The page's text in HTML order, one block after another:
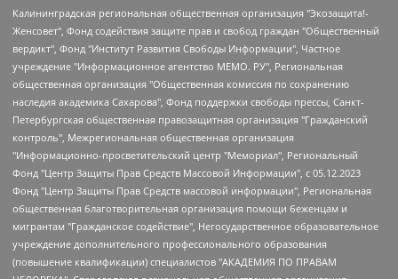
Калининградская региональная общественная организация "Экозащита!-Женсовет", Фонд содействия защите прав и свобод граждан "Общественный вердикт", Фонд "Институт Развития Свободы Информации", Частное учреждение "Информационное агентство МЕМО. РУ", Региональная общественная организация "Общественная комиссия по сохранению наследия академика Сахарова", Фонд поддержки свободы прессы, Санкт-Петербургская общественная правозащитная организация "Гражданский контроль", Межрегиональная общественная организация "Информационно-просветительский центр "Мемориал", Региональный Фонд "Центр Защиты Прав Средств Массовой Информации", с 05.12.2023 Фонд "Центр Защиты Прав Средств массовой информации", Региональная общественная благотворительная организация помощи беженцам и мигрантам "Гражданское содействие", Негосударственное образовательное учреждение дополнительного профессионального образования (повышение квалификации) специалистов "АКАДЕМИЯ ПО ПРАВАМ ЧЕЛОВЕКА", Свердловская региональная общественная организация "Сутяжник", Автономная некоммерческая организация "Центр независимых социологических исследований", Союз общественных объединений "Российский исследовательский центр по правам человека", Региональное общественное учреждение научно-информационный центр "МЕМОРИАЛ", Некоммерческая организация "Фонд защиты гласности", Автономная некоммерческая организация "Институт прав человека", Городская общественная организация "Екатеринбургское общество "МЕМОРИАЛ", Городская общественная организация "Рязанское историко-просветительское и правозащитное общество "Мемориал" (Рязанский Мемориал), Челябинский региональный орган общественной самодеятельности – женское общественное объединение "Женщины Евразии", Челябинский региональный орган общественной самодеятельности "Уральская правозащитная группа", Фонд содействия защите здоровья и социальной справедливости имени Андрея Рылькова, Автономная Некоммерческая Организация "Аналитический Центр Юрия Левады", Автономная некоммерческая организация социальной поддержки населения "Проект Апрель", Региональная общественная организация помощи женщинам и детям, находящимся в кризисной ситуации "Информационно-методический центр "Анна", Фонд содействия развитию массовых коммуникаций и правовому просвещению "Так-так-Так", Фонд содействия устойчивому развитию "Серебряная тайга", Свердловский региональный общественный фонд социальных проектов "Новое время", "Idel.Реалии", Кавказ.Реалии, Крым.Реалии, Телеканал Настоящее Время, Татаро-башкирская служба Радио Свобода (Azatliq Radiosi), Радио Свободная Европа/Радио Свобода (PCE/PC), "Сибирь.Реалии", "Фактограф", Благотворительный фонд помощи осужденным и их семьям, Автономная некоммерческая организация "Институт глобализации и социальных движений", Фонд "В защиту прав заключенных", Частное учреждение "Центр поддержки и содействия развитию средств массовой информации", Пензенский региональный общественный благотворительный фонд "Гражданский союз", "Север.Реалии", Некоммерческая организация Фонд "Правовая инициатива", Общество с ограниченной ответственностью "Радио Свободная Европа/Радио Свобода", Чешское информационное агентство "MEDIUM-ORIENT", Красноярская региональная общественная организация "Мы против СПИДа", Камалягин Денис Николаевич, Маркелов Сергей Евгеньевич, Пономарев Лев Александрович, Савицкая Людмила Алексеевна, Автономная некоммерческая организация "Центр по работе с проблемой насилия "НАСИЛИЮ.НЕТ", Межрегиональный профессиональный союз работников здравоохранения "Альянс врачей", Юридическое лицо, зарегистрированное в Латвийской Республике, SIA "Medusa Project" (регистрационный номер 40103797863, дата регистрации 10.06.2014), Некоммерческая организация "Фонд по борьбе с коррупцией", Автономная некоммерческая организация "Институт права и публичной политики", Баданин Роман Сергеевич, Гликин Максим Александрович, Железнова Мария Михайловна, Лукьянова Юлия Сергеевна, Маетная Елизавета Витальевна, Маняхин Петр Борисович, Чуракова Ольга Владимировна, Ярош Юлия Петровна, Юридическое лицо "The Insider SIA", зарегистрированное в Риге, Латвийская Республика (дата регистрации 26.06.2015), являющееся администратором доменного имени интернет-издания "The Insider SIA", https://theins.ru, Постернак Алексей Евгеньевич, Рубин Михаил Аркадьевич, Анин Роман Александрович, Юридическое лицо Istories fonds, зарегистрированное в Латвийской Республике (регистрационный номер 50008295751, дата регистрации 24.02.2020), Великовский Дмитрий Александрович, Долинина Ирина Николаевна, Мароховская Алеся Алексеевна, Шлейнов Роман Юрьевич, Шмагун Олеся Валентиновна, Общество с ограниченной ответственностью "Альтаир 2021", Общество с ограниченной ответственностью "Вега 2021", Общество с ограниченной ответственностью "Главный редактор 2021", Общество с ограниченной ответственностью "Ромашки монолит", Важенков Артем Валерьевич, Ивановская областная общественная организация "Центр гендерных исследований", Гурман Юрий Альбертович, Медиапроект "ОВД-Инфо", Егоров Владимир Владимирович, Жилинский Владимир Александрович, Общество с ограниченной ответственностью "ЗП", Иванова София Юрьевна, Карезина Инна Павловна, Кильтау Екатерина Викторовна, Петров Алексей Викторович, Пискунов Сергей Евгеньевич, Смирнов Сергей Сергеевич, Тихонов Михаил Сергеевич, Общество с ограниченной ответственностью "ЖУРНАЛИСТ-ИНОСТРАННЫЙ АГЕНТ", Арапова Галина Юрьевна, Вольтская Татьяна Анатольевна, Американская компания "Mason G.E.S. Anonymous Foundation" (США), являющаяся владельцем интернет-издания https://mnews.world/, Компания "Stichting Bellingcat", зарегистрированная в Нидерландах (дата регистрации 11.07.2018), Захаров Андрей Вячеславович, Клепиковская Екатерина Дмитриевна, Общество с ограниченной ответственностью "МЕМО", Перл Роман Александрович, Симонов Евгений Алексеевич, Соловьева Елена Анатольевна, Сотников Даниил Владимирович, Сурначева Елизавета Дмитриевна, Автономная некоммерческая организация по защите прав человека и информированию населения "Якутия – Наше Мнение", Общество с ограниченной ответственностью "Москоу диджитал медиа", с 26.01.2023 Общество с ограниченной ответственностью "Чайка Белые сады", Ветошкина Валерия Валерьевна, Заговора Максим Александрович, Межрегиональное общественное движение "Российская ЛГБТ - сеть", Оленичев Максим Владимирович, Павлов Иван Юрьевич, Скворцова Елена Сергеевна, Общество с ограниченной ответственностью "Как бы инагент", Кочетков Игорь Викторович, Общество с ограниченной ответственностью "Честные выборы", Еланчик Олег Александрович, Общество с ограниченной ответственностью "Нобелевский призыв", Гималова Регина Эмилевна, Григорьев Андрей Валерьевич, Григорьева Алина Александровна, Ассоциация по содействию защите прав призывников, альтернативнослужащих и военнослужащих "Правозащитная группа "Гражданин.Армия.Право", Хисамова Регина Фаритовна, Автономная некоммерческая организация по реализации социально-правовых программ "Лилит", Дальневосточное общественное движение "Маяк", Санкт-Петербургская ЛГБТ-инициативная группа "Выход", Инициативная группа ЛГБТ+ "Реверс", Алексеев Андрей Викторович, Бекбулатова Таисия Львовна, Беляев Иван Михайлович, Владыкина Елена Сергеевна, Гельман Марат Александрович, Никульшина Вероника Юрьевна, Толоконникова Надежда Андреевна, Шендерович Виктор Анатольевич, Общество с ограниченной ответственностью "Данное сообщение", Общество с ограниченной ответственностью Издательский дом "Новая глава", Айнбиндер Александра Александровна, Московский комьюнити-центр для ЛГБТ+инициатив, Благотворительный фонд развития филантропии, Deutsche Welle (Германия, Kurt-Schumacher-Strasse 3, 53113 Bonn), Борзунова Мария Михайловна, Воробьев Виктор Викторович, Голубева Анна Львовна, Константинова Алла Михайловна, Малкова Ирина Владимировна, Мурадов Мурад Абдулгалимович, Осетинская Елизавета Николаевна, Понасенков Евгений Николаевич, Ганапольский Матвей Юрьевич, Киселев Евгений Алексеевич, Борухович Ирина Григорьевна, Дремин Иван Тимофеевич, Дубровский Дмитрий Викторович, Красноярская региональная общественная организация поддержки и развития альтернативных образовательных технологий и межкультурных коммуникаций "ИНТЕРРА", Маяковская Екатерина Алексеевна, Фейгин Марк Захарович, Филимонов Андрей Викторович, Дзугкоева Регина Николаевна, Доброхотов Роман Александрович, Дудь Юрий Александрович, Елкин Сергей Владимирович, Кругликов Кирилл Игоревич, Сабунаева Мария Леонидовна, Семенов Алексей Владимирович, Шаинян Карен Багратович, Шульман Екатерина Михайловна, Асафьев Артур Валерьевич, Вахштайн Виктор Семенович, Венедиктов Алексей Алексеевич, Лушникова Екатерина Евгеньевна, Волков Леонид Михайлович, Невзоров Александр Глебович, Пархоменко Сергей Борисович, Сироткин Ярослав Николаевич, Кара-Мурза Владимир Владимирович, Баранова Наталья Владимировна, Гозман Леонид Яковлевич, Кагарлицкий Борис Юльевич, Климарев Михаил Валерьевич, Милов Владимир Станиславович, Автономная некоммерческая организация Краснодарский центр современного искусства "Типография", Моргенштерн Алишер Тагирович, Соболь Любовь Эдуардовна, Общество с ограниченной ответственностью "ЛИЗА НОРМ", Каспаров Гарри Кимович, Ходорковский Михаил Борисович, Общество с ограниченной ответственностью "Апрельские тезисы", Данилович Ирина Брониславовна, Кашин Олег Владимирович, Петров Николай Владимирович, Пивоваров Алексей Владимирович, Соколов Михаил Владимирович, Цветкова Юлия Владимировна, Чичваркин Евгений Александрович, Комитет против пыток/Команда против пыток, Общество с ограниченной ответственностью "Первый научный", Общество с ограниченной ответственностью "Вертолет и ко", Белоцерковская Вероника Борисовна, Кац Максим Евгеньевич, Лазарева Татьяна Юрьевна, Шаведдинов Руслан Табризович, Яшин Илья Валерьевич, Общество с ограниченной ответственностью "Иноагент ААВ", Алешковский Дмитрий Петрович, Альбац Евгения Марковна, Быков Дмитрий Львович, Галямина Юлия Евгеньевна, Лойко Сергей Леонидович, Мартынов Кирилл Константинович, Медведев Сергей Александрович, Крашенинников Федор Геннадиевич, Гордеева Катерина Вл